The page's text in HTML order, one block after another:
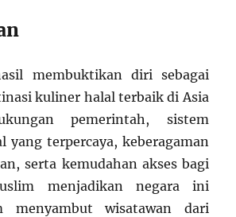
membuktikan diri sebagai
kuliner halal terbaik di Asia
pemerintah, sistem
yang terpercaya, keberagaman
serta kemudahan akses bagi
menjadikan negara ini
menyambut wisatawan dari